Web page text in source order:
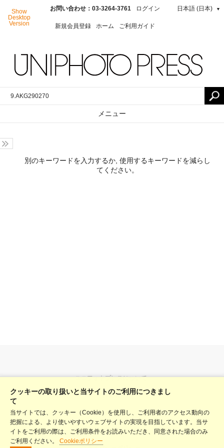
Show
Desktop
Version
お問い合わせ：03-3264-3761 ログイン
新規会員登録 ホーム ご利用ガイド
日本語 (日本) ▼
メニュー
別のキーワードを入力するか, 使用するキーワードを減らし
てください。
ユニフォトプレスについて
料金表
ヘルプ
利用規約
クッキーの取り扱いと当サイトのご利用につきまし
て
当サイトでは、クッキー（Cookie）を使用し、ご利用者のアクセス動向の
把握による、より使いやすいウェブサイトの実現を目指しています。当サ
イトをご利用の際は、ご利用条件をお読みいただき、同意された場合のみ
ご利用ください。 Cookieポリシー